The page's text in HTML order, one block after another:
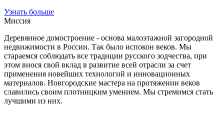
Узнать больше
Миссия
Деревянное домостроение - основа малоэтажной загородной
недвижимости в России. Так было испокон веков. Мы
стараемся соблюдать все традиции русского зодчества, при
этом внося свой вклад в развитие всей отрасли за счет
применения новейших технологий и инновационных
материалов. Новгородские мастера на протяжении веков
славились своим плотницким умением. Мы стремимся стать
лучшими из них.